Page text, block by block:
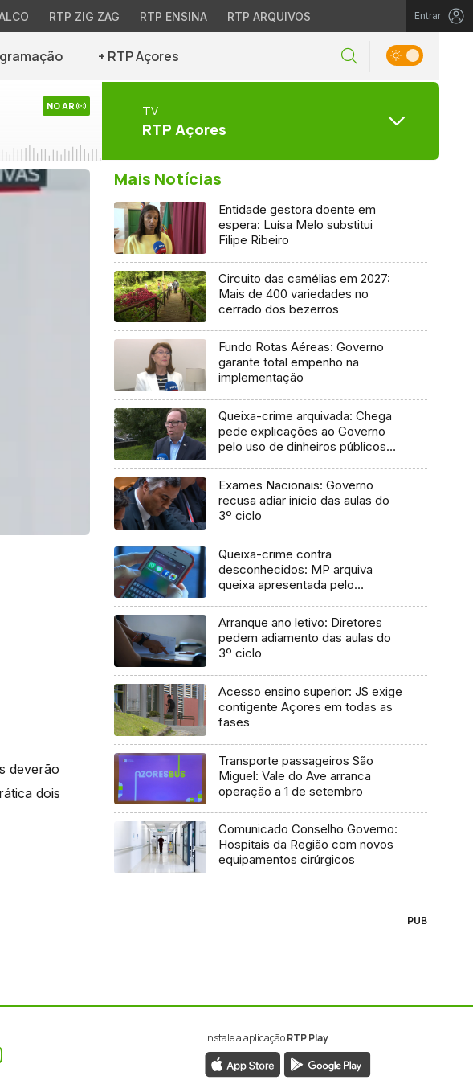
RTP ZIG ZAG RTP ENSINA RTP ARQUIVOS Entrar
+ RTP Açores
NO AR TV
RTP Açores
deverão
dois
Mais Notícias
Entidade gestora doente em
espera: Luísa Melo substitui
Filipe Ribeiro
Circuito das camélias em 2027:
Mais de 400 variedades no
cerrado dos bezerros
Fundo Rotas Aéreas: Governo
garante total empenho na
implementação
Queixa-crime arquivada: Chega
pede explicações ao Governo
pelo uso de dinheiros públicos
Exames Nacionais: Governo
recusa adiar início das aulas do
3º ciclo
Queixa-crime contra
desconhecidos: MP arquiva
queixa apresentada pelo
Arranque ano letivo: Diretores
pedem adiamento das aulas do
3º ciclo
Acesso ensino superior: JS exige
contigente Açores em todas as
fases
Transporte passageiros São
Miguel: Vale do Ave arranca
operação a 1 de setembro
Comunicado Conselho Governo:
Hospitais da Região com novos
equipamentos cirúrgicos
PUB
Instagram
Instale a aplicaçãoRTP Play